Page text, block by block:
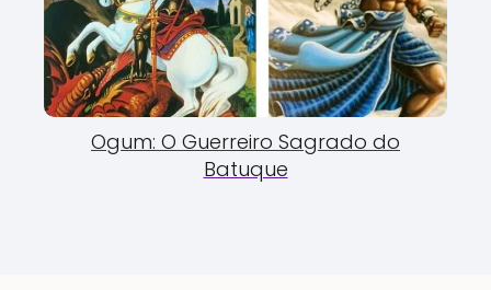
Ogum: O Guerreiro Sagrado do
Batuque